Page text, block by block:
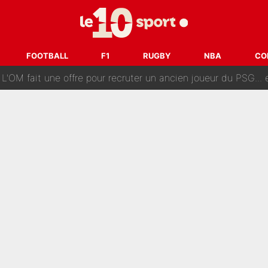
FOOTBALL F1 RUGBY NBA
annonce un premier problème pour Zinedine Zidane en
et va entrer dans une nouvelle dimension :
fait une offre pour recruter un ancien joueur du